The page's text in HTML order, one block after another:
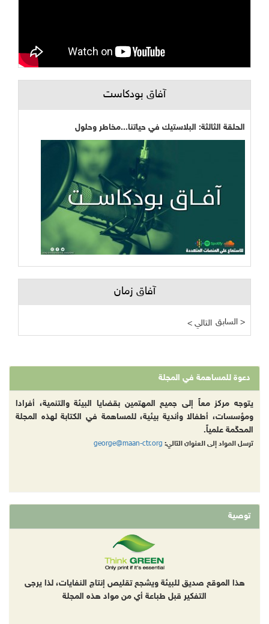
آفاق بودكاست
الحلقة الثالثة: البلاستيك في حياتنا...مخاطر وحلول
آفاق زمان
< التالي السابق >
دعوة للمساهمة في المجلة
يتوجه مركز معاً إلى جميع المهتمين بقضايا البيئة والتنمية، أفرادا
ومؤسسات، أطفالا وأندية بيئية، للمساهمة في الكتابة لهذه المجلة
المحكّمة علمياً.
ترسل المواد إلى العنوان التالي: george@maan-ctr.org
توصية
هذا الموقع صديق للبيئة ويشجع تقليص إنتاج النفايات، لذا يرجى
التفكير قبل طباعة أي من مواد هذه المجلة